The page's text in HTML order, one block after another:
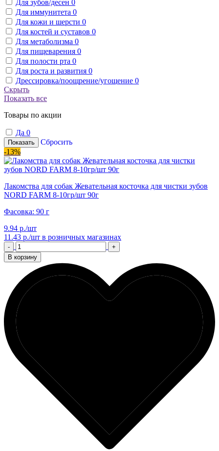
Для зубов/десен 0
Для иммунитета 0
Для кожи и шерсти 0
Для костей и суставов 0
Для метаболизма 0
Для пищеварения 0
Для полости рта 0
Для роста и развития 0
Дрессировка/поощрение/угощение 0
Скрыть
Показать все
Товары по акции
Да 0
Показать
Сбросить
-13%
Лакомства для собак Жевательная косточка для чистки зубов
NORD FARM 8-10гр/шт 90г
Фасовка: 90 г
9.94 р./шт
11.43 р./шт в розничных магазинах
-
+
В корзину